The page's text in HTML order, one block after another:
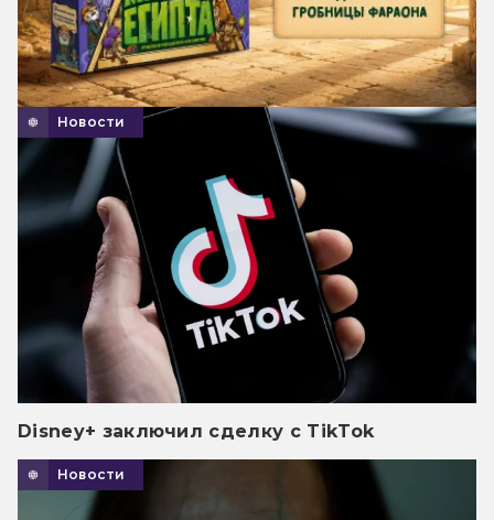
Новости
Disney+ заключил сделку с TikTok
Новости